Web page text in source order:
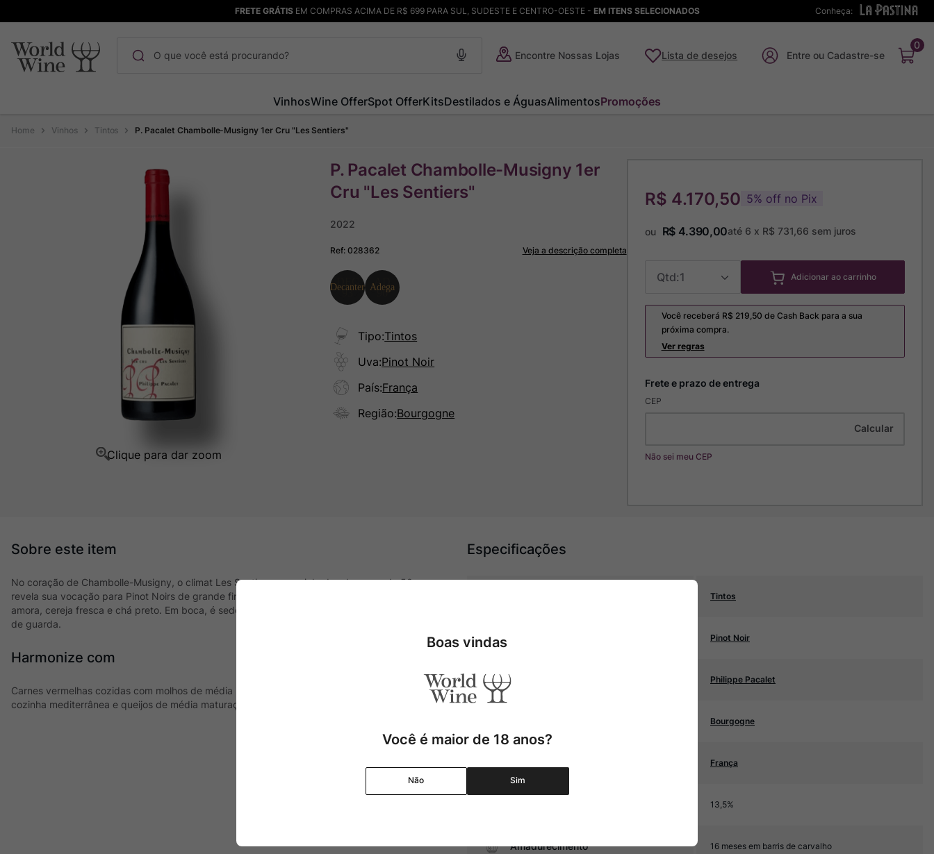
Conheça:
FRETE GRÁTISEM COMPRAS ACIMA DE R$ 699 PARA SUL, SUDESTE E CENTRO-OESTE - EM ITENS SELECIONADOS
Encontre Nossas Lojas Lista de desejos
0
VinhosWine OfferSpot OfferKitsDestilados e ÁguasAlimentosPromoções
Vinhos Tintos P. Pacalet Chambolle-Musigny 1er Cru "Les Sentiers"
P. Pacalet Chambolle-Musigny 1er
Cru "Les Sentiers"
2022
Ref:028362 Veja a descrição completa
Tipo:Tintos
Uva:Pinot Noir
País:França
Região:Bourgogne
R$ 4.170,50 5% off no Pix
ou R$ 4.390,00até 6 x R$ 731,66 sem juros
1 Adicionar ao carrinho
Você receberá R$ 219,50 de Cash Back para a sua
próxima compra.
Ver regras
CEP
Não sei meu CEP
No coração de Chambolle-Musigny, o climat Les Sentiers, com vinhedos de cerca de 50 anos,
revela sua vocação para Pinot Noirs de grande finesse. Aromas de flores silvestres, framboesa,
amora, cereja fresca e chá preto. Em boca, é sedoso, preciso e persistente, com ótimo potencial
de guarda.
Harmonize com
Carnes vermelhas cozidas com molhos de média intensidade, aves, como pato, pratos da
cozinha mediterrânea e queijos de média maturação
Especificações
Tintos
Pinot Noir
Produtor Philippe Pacalet
Bourgogne
França
13,5%
Amadurecimento 16 meses em barris de carvalho
1º Maçanita
Bodega Garzon
Ver Sacrum
Champagne
Boas vindas
Você é maior de 18 anos?
Não Sim